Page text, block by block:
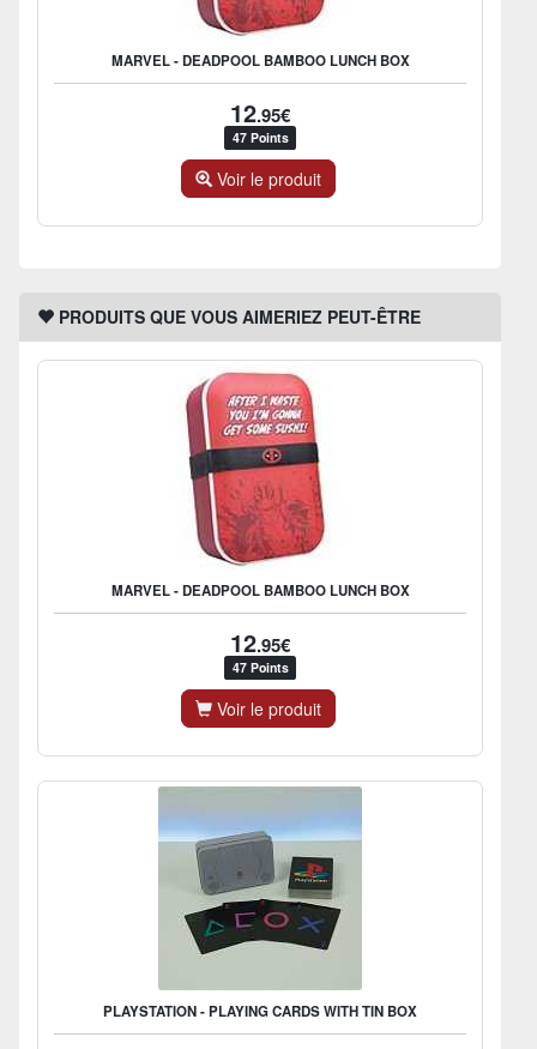
MARVEL - DEADPOOL BAMBOO LUNCH BOX
12.95€
47 Points
Voir le produit
PRODUITS QUE VOUS AIMERIEZ PEUT-ÊTRE
MARVEL - DEADPOOL BAMBOO LUNCH BOX
12.95€
47 Points
Voir le produit
PLAYSTATION - PLAYING CARDS WITH TIN BOX